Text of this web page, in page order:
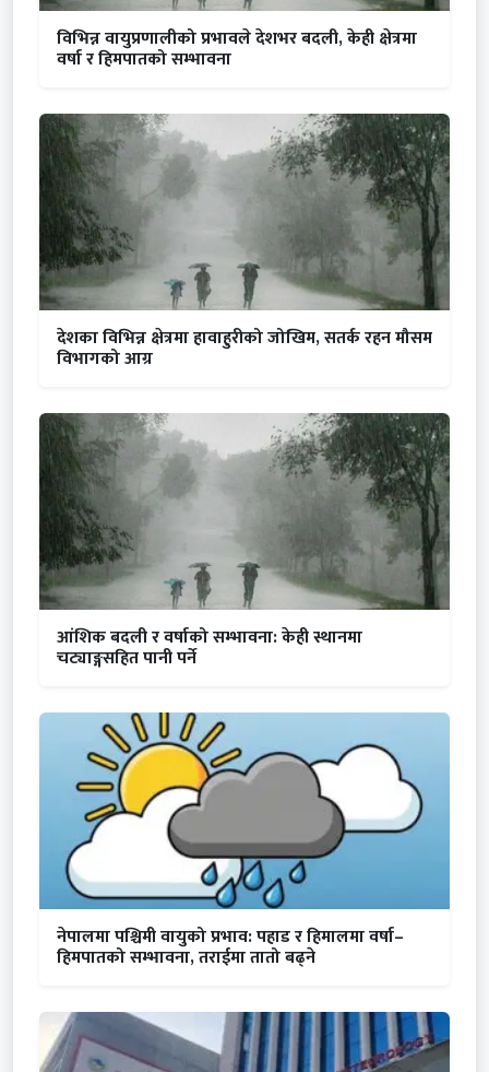
विभिन्न वायुप्रणालीको प्रभावले देशभर बदली, केही क्षेत्रमा
वर्षा र हिमपातको सम्भावना
देशका विभिन्न क्षेत्रमा हावाहुरीको जोखिम, सतर्क रहन मौसम
विभागको आग्र
आंशिक बदली र वर्षाको सम्भावना: केही स्थानमा
चट्याङ्गसहित पानी पर्ने
नेपालमा पश्चिमी वायुको प्रभाव: पहाड र हिमालमा वर्षा–
हिमपातको सम्भावना, तराईमा तातो बढ्ने